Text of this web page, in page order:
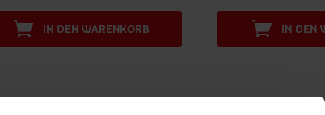
WARENKORB IN DEN WARENKORB